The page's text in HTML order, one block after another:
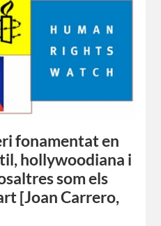
fonamentat en
hollywoodiana i
som els
[Joan Carrero,